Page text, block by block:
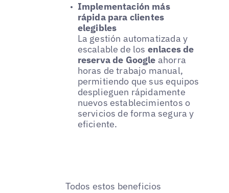
Implementación más
rápida para clientes
elegibles
La gestión automatizada y
escalable de los enlaces de
reserva de Google ahorra
horas de trabajo manual,
permitiendo que sus equipos
desplieguen rápidamente
nuevos establecimientos o
servicios de forma segura y
eficiente.
Todos estos beneficios